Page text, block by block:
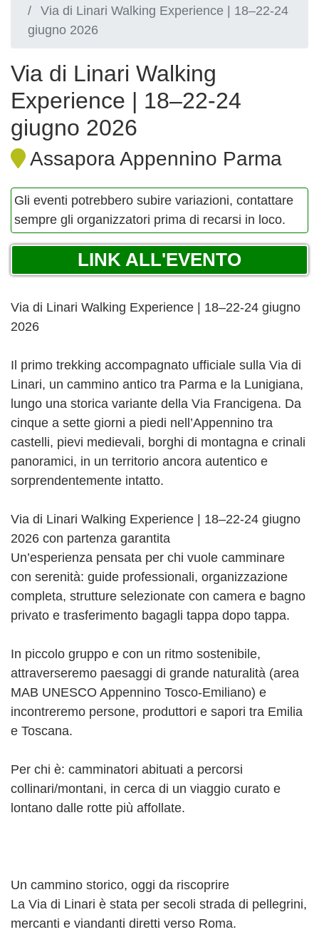
Via di Linari Walking Experience | 18–22-24
giugno 2026
Via di Linari Walking
Experience | 18–22-24
giugno 2026
Assapora Appennino Parma
Gli eventi potrebbero subire variazioni, contattare
sempre gli organizzatori prima di recarsi in loco.
LINK ALL'EVENTO
Via di Linari Walking Experience | 18–22-24 giugno
2026
Il primo trekking accompagnato ufficiale sulla Via di
Linari, un cammino antico tra Parma e la Lunigiana,
lungo una storica variante della Via Francigena. Da
cinque a sette giorni a piedi nell’Appennino tra
castelli, pievi medievali, borghi di montagna e crinali
panoramici, in un territorio ancora autentico e
sorprendentemente intatto.
Via di Linari Walking Experience | 18–22-24 giugno
2026 con partenza garantita
Un’esperienza pensata per chi vuole camminare
con serenità: guide professionali, organizzazione
completa, strutture selezionate con camera e bagno
privato e trasferimento bagagli tappa dopo tappa.
In piccolo gruppo e con un ritmo sostenibile,
attraverseremo paesaggi di grande naturalità (area
MAB UNESCO Appennino Tosco-Emiliano) e
incontreremo persone, produttori e sapori tra Emilia
e Toscana.
Per chi è: camminatori abituati a percorsi
collinari/montani, in cerca di un viaggio curato e
lontano dalle rotte più affollate.
Un cammino storico, oggi da riscoprire
La Via di Linari è stata per secoli strada di pellegrini,
mercanti e viandanti diretti verso Roma.